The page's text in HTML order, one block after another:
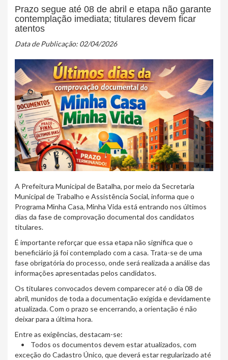
Prazo segue até 08 de abril e etapa não garante
contemplação imediata; titulares devem ficar
atentos
Data de Publicação: 02/04/2026
A Prefeitura Municipal de Batalha, por meio da Secretaria
Municipal de Trabalho e Assistência Social, informa que o
Programa Minha Casa, Minha Vida está entrando nos últimos
dias da fase de comprovação documental dos candidatos
titulares.
É importante reforçar que essa etapa não significa que o
beneficiário já foi contemplado com a casa. Trata-se de uma
fase obrigatória do processo, onde será realizada a análise das
informações apresentadas pelos candidatos.
Os titulares convocados devem comparecer até o dia 08 de
abril, munidos de toda a documentação exigida e devidamente
atualizada. Com o prazo se encerrando, a orientação é não
deixar para a última hora.
Entre as exigências, destacam-se:
• Todos os documentos devem estar atualizados, com
exceção do Cadastro Único, que deverá estar regularizado até